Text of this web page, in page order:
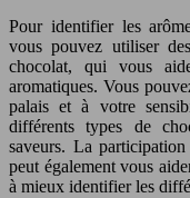
Pour identifier les
vous pouvez utiliser
chocolat, qui vous
aromatiques. Vous
palais et à votre
différents types de
saveurs. La
peut également vous
à mieux identifier les